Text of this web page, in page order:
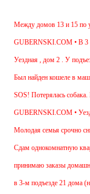
Между домов 13 и 15 по
GUBERNSKI.COM • В 3
Уездная , дом 2 . У
Был найден кошеле в
SOS! Потерялась собака.
GUBERNSKI.COM •
Молодая семья срочно
Cдам однокомнатную
принимаю заказы
в 3-м подъезде 21 дома